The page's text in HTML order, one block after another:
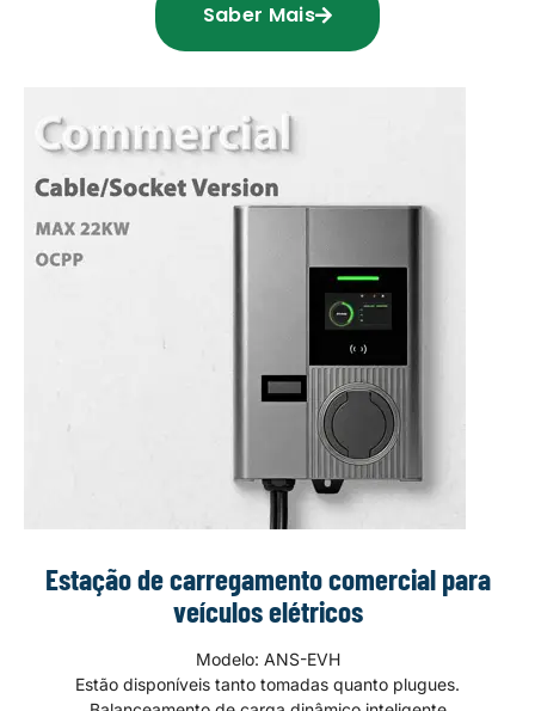
Saber Mais
Estação de carregamento comercial para
veículos elétricos
Modelo: ANS-EVH
Estão disponíveis tanto tomadas quanto plugues.